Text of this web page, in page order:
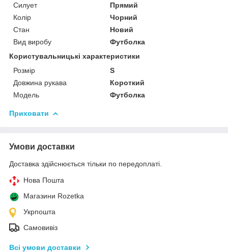
Силует
Прямий
Колір
Чорний
Стан
Новий
Вид виробу
Футболка
Користувальницькі характеристики
Розмір
S
Довжина рукава
Короткий
Модель
Футболка
Приховати
Умови доставки
Доставка здійснюється тільки по передоплаті.
Нова Пошта
Магазини Rozetka
Укрпошта
Самовивіз
Всі умови доставки